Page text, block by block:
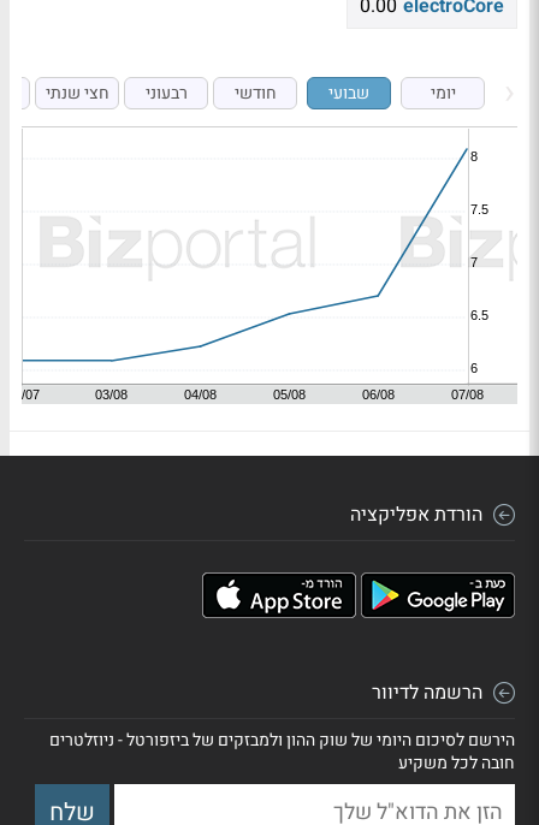
electroCore
0.00
יומי שבועי חודשי רבעוני חצי שנתי
הורדת אפליקציה
הרשמה לדיוור
הירשם לסיכום היומי של שוק ההון ולמבזקים של ביזפורטל - ניוזלטרים
חובה לכל משקיע